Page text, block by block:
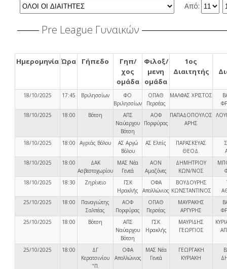
Από:
Pre League Γυναικών
Ημερομηνία Ώρα Γήπεδο
Γηπ/
χος
ομάδα
Φιλοξ/
μενη
ομάδα
1ος
Διαιτητής
18/10/2025 17:45 Βριλησσίων
ΦΟ
Βριλησσίων
ΟΠΑΘ
Περσέας
ΜΑΛΦΑΣ ΧΡΙΣΤΟΣ
18/10/2025
18:00 Βότση
ΑΠΣ
Ναύαρχου
Βότση
ΑΟΦ
Πορφύρας
ΠΑΠΑΔΟΠΟΥΛΟΣ
ΑΡΗΣ
18/10/2025 18:00 Αγριάς Βόλου
ΑΣ Αργώ
Βόλου
ΑΣ Ελπίς
ΠΑΡΑΣΚΕΥΑΣ
ΘΕΟΔ.
18/10/2025
18:00
ΔΑΚ
Ασβεστοχωρίου
ΜΑΣ Νέα
Γενεά
ΑΟΝ
Αμαζόνες
ΔΗΜΗΤΡΙΟΥ
ΚΩΝ/ΝΟΣ
18/10/2025
18:30 Ζηρίνειο
ΓΣΚ
Ηρακλής
ΟΦΑ
Απολλώνιος
ΒΟΥΔΟΥΡΗΣ
ΚΩΝΣΤΑΝΤΙΝΟΣ
25/10/2025
18:00
Παναγιώτης
Σαλπέας
ΑΟΦ
Πορφύρας
ΟΠΑΘ
Περσέας
ΜΑΥΡΑΚΗΣ
ΑΡΓΥΡΗΣ
25/10/2025
18:00 Βότση
ΑΠΣ
Ναύαρχου
Βότση
ΓΣΚ
Ηρακλής
ΜΑΥΡΙΔΗΣ
ΓΕΩΡΓΙΟΣ
25/10/2025 18:00
ΔΓ
Κερατσινίου
"Π.
ΟΦΑ
Απολλώνιος
ΜΑΣ Νέα
Γενεά
ΓΕΩΡΓΑΚΗ
ΚΥΡΙΑΚΗ